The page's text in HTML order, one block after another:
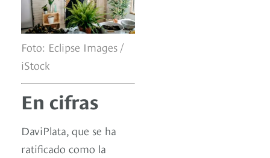
Foto: Eclipse Images /
iStock
En cifras
DaviPlata, que se ha
ratificado como la